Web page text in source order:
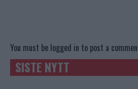
You must be logged in to post a
SISTE NYTT